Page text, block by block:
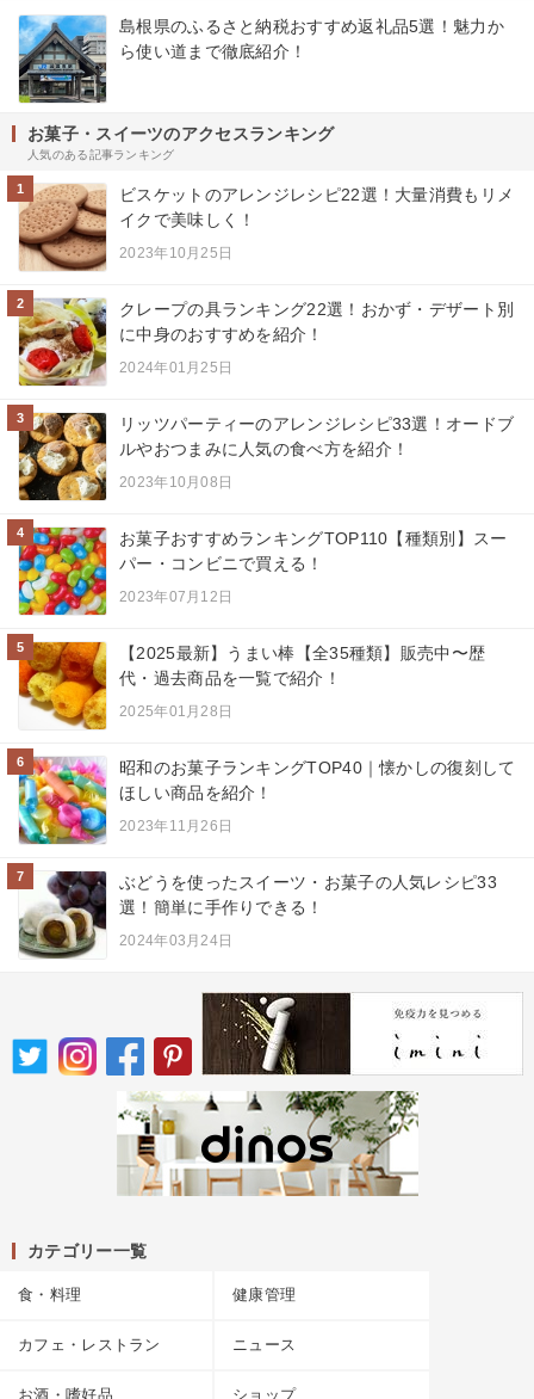
島根県のふるさと納税おすすめ返礼品5選！魅力か
ら使い道まで徹底紹介！
お菓子・スイーツのアクセスランキング
人気のある記事ランキング
1
ビスケットのアレンジレシピ22選！大量消費もリメ
イクで美味しく！
2023年10月25日
2
クレープの具ランキング22選！おかず・デザート別
に中身のおすすめを紹介！
2024年01月25日
3
リッツパーティーのアレンジレシピ33選！オードブ
ルやおつまみに人気の食べ方を紹介！
2023年10月08日
4
お菓子おすすめランキングTOP110【種類別】スー
パー・コンビニで買える！
2023年07月12日
5
【2025最新】うまい棒【全35種類】販売中〜歴
代・過去商品を一覧で紹介！
2025年01月28日
6
昭和のお菓子ランキングTOP40｜懐かしの復刻して
ほしい商品を紹介！
2023年11月26日
7
ぶどうを使ったスイーツ・お菓子の人気レシピ33
選！簡単に手作りできる！
2024年03月24日
カテゴリー一覧
食・料理 健康管理
カフェ・レストラン ニュース
お酒・嗜好品 ショップ